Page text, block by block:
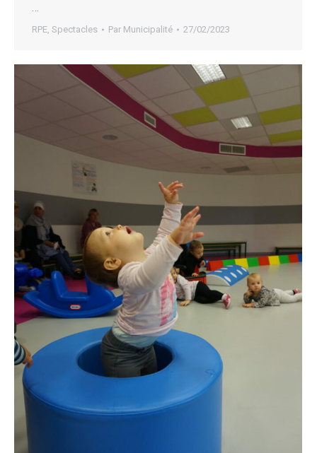
…
RPE, Spectacles Par Municipalité 27/02/2023